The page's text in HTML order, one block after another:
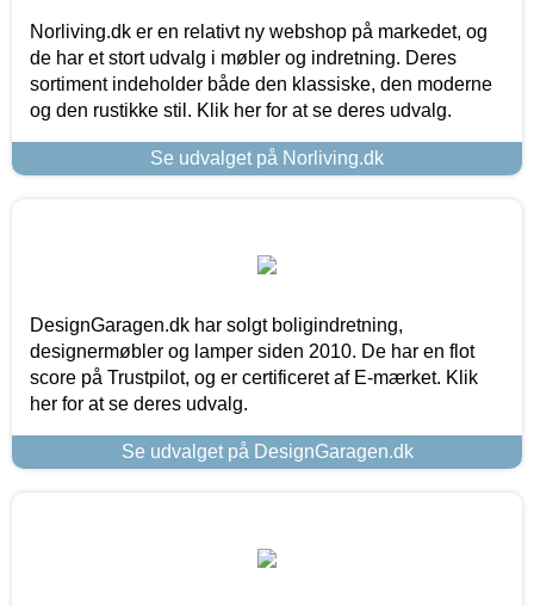
Norliving.dk er en relativt ny webshop på markedet, og
de har et stort udvalg i møbler og indretning. Deres
sortiment indeholder både den klassiske, den moderne
og den rustikke stil. Klik her for at se deres udvalg.
Se udvalget på Norliving.dk
DesignGaragen.dk har solgt boligindretning,
designermøbler og lamper siden 2010. De har en flot
score på Trustpilot, og er certificeret af E-mærket. Klik
her for at se deres udvalg.
Se udvalget på DesignGaragen.dk